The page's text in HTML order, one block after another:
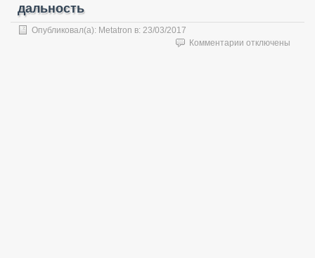
дальность
Опубликовал(а): Metatron в: 23/03/2017
Комментарии котключены